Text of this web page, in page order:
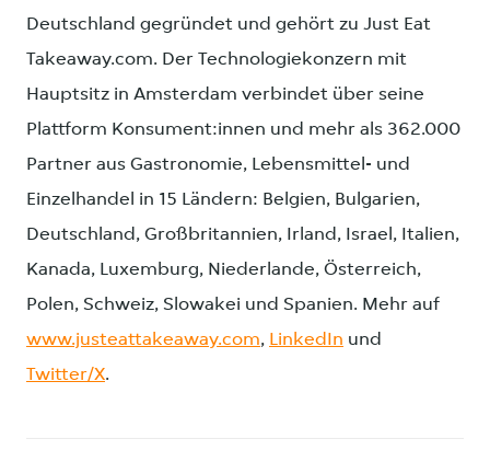
Deutschland gegründet und gehört zu Just Eat
Takeaway.com. Der Technologiekonzern mit
Hauptsitz in Amsterdam verbindet über seine
Plattform Konsument:innen und mehr als 362.000
Partner aus Gastronomie, Lebensmittel- und
Einzelhandel in 15 Ländern: Belgien, Bulgarien,
Deutschland, Großbritannien, Irland, Israel, Italien,
Kanada, Luxemburg, Niederlande, Österreich,
Polen, Schweiz, Slowakei und Spanien. Mehr auf
www.justeattakeaway.com, LinkedIn und
Twitter/X.